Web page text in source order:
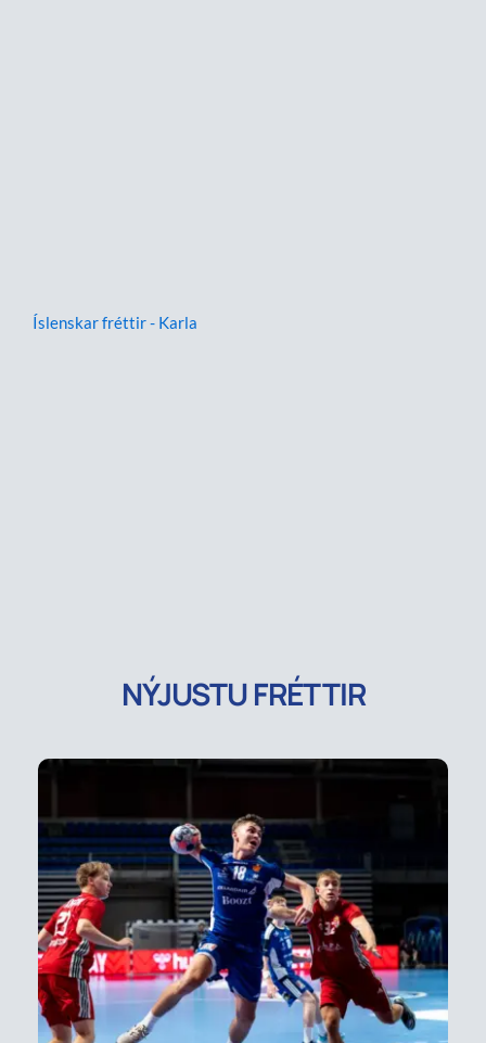
Íslenskar fréttir - Karla
NÝJUSTU FRÉTTIR